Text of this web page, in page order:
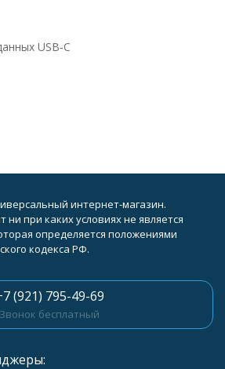
USB‑C
интернет-магазин.
при каких условиях не является
определяется положениями
кодекса РФ.
(921) 795-49-69
Звонок бесплатный